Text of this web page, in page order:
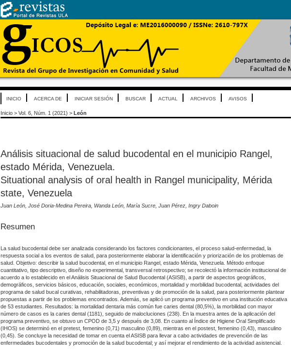
INICIO ACERCA DE INICIAR SESIÓN BUSCAR ACTUAL ARCHIVOS AVISOS
Inicio > Vol. 6, Núm. 1 (2021) > León
Análisis situacional de salud bucodental en el municipio Rangel,
estado Mérida, Venezuela.
Situational analysis of oral health in Rangel municipality, Mérida
state, Venezuela
Juan León, José Doria-Medina Pereira, Wanda León, María Sucre, Juan Pérez, Ingry Daboin
Resumen
La salud bucodental debe ser analizada considerando los factores condicionantes, el proceso salud-enfermedad, la
respuesta social a los eventos de salud, para posteriormente elaborar la identificación y priorización de los problemas de
salud. Objetivo: describir la salud bucodental, en el municipio Rangel, estado Mérida, Venezuela. Método enfoque
cuantitativo, tipo descriptivo, diseño no experimental, transversal retrospectivo; se recolectó la información institucional de
acuerdo a lo establecido en el Análisis Situacional de Salud Bucodental (ASISB), a partir de aspectos geográficos,
demográficos, servicios básicos, educación, sociales, económicos, mortalidad y morbilidad bucodental, actividades del
programa de salud bucal curativas, rehabilitadoras, preventivas y de promoción de la salud, para posteriormente plantear
propuestas a partir de los problemas encontrados. Además, se aplicó un programa preventivo en una institución educativa
de 53 estudiantes. Resultados: la mortalidad dentaria más común fue caries dental (80,5%), la morbilidad con mayor
número de casos es la caries dental (1181), seguido de malocluciones (238). En la muestra antes de la aplicación del
programa preventivo, se obtuvo un CPOD de 3,5 y después de 3,08. En cuanto al Índice de Higiene Oral Simplificado
(IHOS) se determinó en el pretest, femenino (0,71) masculino (0,89), mientras en el postest, femenino (0,43), masculino
(0,45). Se concluye la necesidad de tomar en cuenta el ASISB para llevar a cabo actividades de prevención de las
enfermedades bucodentales y promoción de la salud bucodental; y así mejorar el rendimiento de la actividad asistencial.